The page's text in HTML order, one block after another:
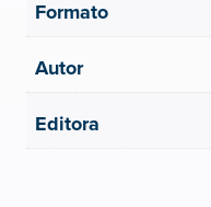
Formato
Autor
Editora